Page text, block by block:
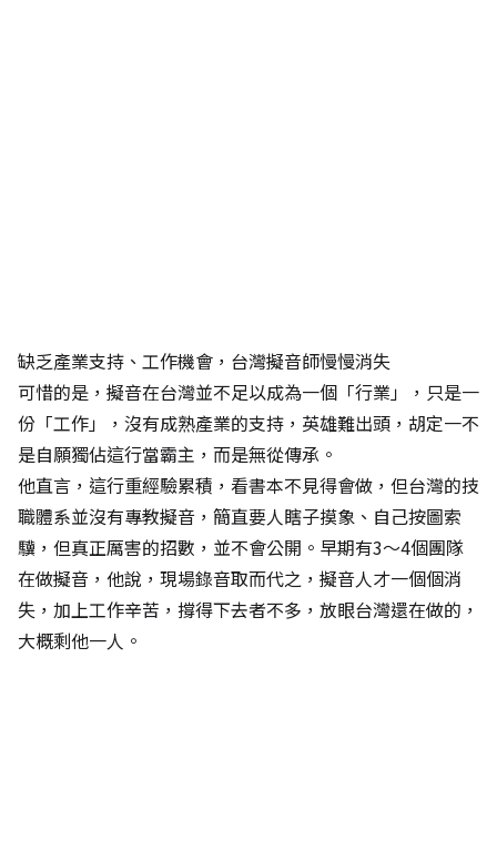
缺乏產業支持、工作機會，台灣擬音師慢慢消失
可惜的是，擬音在台灣並不足以成為一個「行業」，只是一
份「工作」，沒有成熟產業的支持，英雄難出頭，胡定一不
是自願獨佔這行當霸主，而是無從傳承。
他直言，這行重經驗累積，看書本不見得會做，但台灣的技
職體系並沒有專教擬音，簡直要人瞎子摸象、自己按圖索
驥，但真正厲害的招數，並不會公開。早期有3～4個團隊
在做擬音，他說，現場錄音取而代之，擬音人才一個個消
失，加上工作辛苦，撐得下去者不多，放眼台灣還在做的，
大概剩他一人。